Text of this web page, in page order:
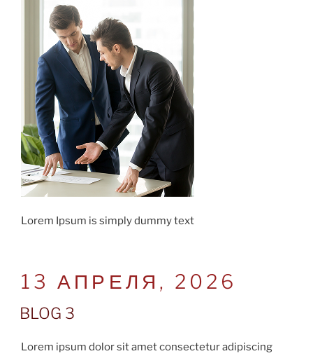
Lorem Ipsum is simply dummy text
POSTED
ON
13 АПРЕЛЯ, 2026
BLOG 3
Lorem ipsum dolor sit amet consectetur adipiscing